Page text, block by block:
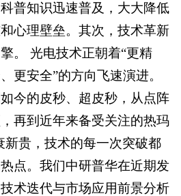
普知识迅速普及，大大降低
心理壁垒。其次，技术革新
。 光电技术正朝着“更精
更安全”的方向飞速演进。
今的皮秒、超皮秒，从点阵
再到近年来备受关注的热玛
新贵，技术的每一次突破都
点。我们中研普华在近期发
术迭代与市场应用前景分析